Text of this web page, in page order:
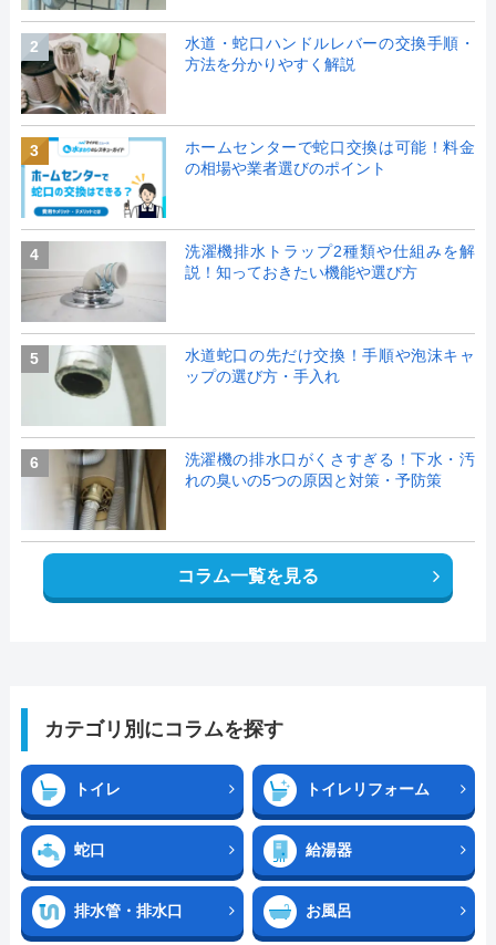
2
水道・蛇口ハンドルレバーの交換手順・
方法を分かりやすく解説
3
ホームセンターで蛇口交換は可能！料金
の相場や業者選びのポイント
4
洗濯機排水トラップ2種類や仕組みを解
説！知っておきたい機能や選び方
5
水道蛇口の先だけ交換！手順や泡沫キャ
ップの選び方・手入れ
6
洗濯機の排水口がくさすぎる！下水・汚
れの臭いの5つの原因と対策・予防策
コラム一覧を見る
カテゴリ別にコラムを探す
トイレ トイレリフォーム
蛇口 給湯器
排水管・排水口 お風呂